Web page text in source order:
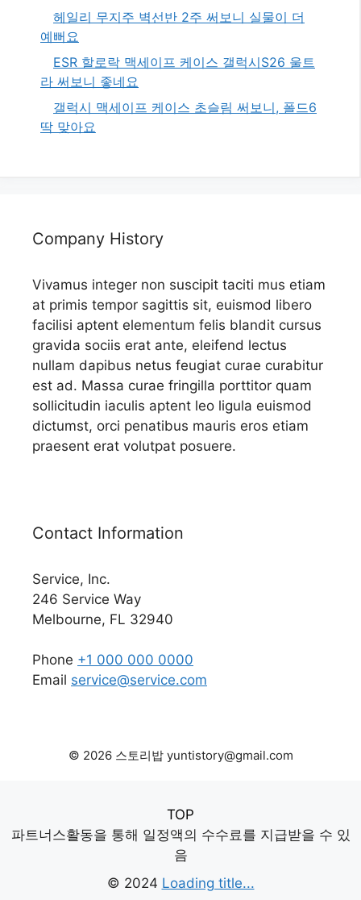
헤일리 무지주 벽선반 2주 써보니 실물이 더
예뻐요
ESR 할로락 맥세이프 케이스 갤럭시S26 울트
라 써보니 좋네요
갤럭시 맥세이프 케이스 초슬림 써보니, 폴드6
딱 맞아요
Company History
Vivamus integer non suscipit taciti mus etiam
at primis tempor sagittis sit, euismod libero
facilisi aptent elementum felis blandit cursus
gravida sociis erat ante, eleifend lectus
nullam dapibus netus feugiat curae curabitur
est ad. Massa curae fringilla porttitor quam
sollicitudin iaculis aptent leo ligula euismod
dictumst, orci penatibus mauris eros etiam
praesent erat volutpat posuere.
Contact Information
Service, Inc.
246 Service Way
Melbourne, FL 32940
Phone +1 000 000 0000
Email service@service.com
© 2026 스토리밥 yuntistory@gmail.com
TOP
파트너스활동을 통해 일정액의 수수료를 지급받을 수 있
음
© 2024 Loading title...